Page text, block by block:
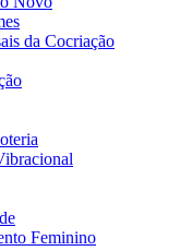
da Cocriação
Feminino